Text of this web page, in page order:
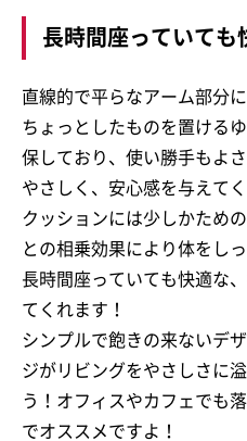
長時間座っていても
直線的で平らなアーム部分
ちょっとしたものを置ける
保しており、使い勝手もよ
やさしく、安心感を与えてく
クッションには少しかため
との相乗効果により体をし
長時間座っていても快適な
てくれます！
シンプルで飽きの来ないデ
ジがリビングをやさしさに
う！オフィスやカフェでも
でオススメですよ！